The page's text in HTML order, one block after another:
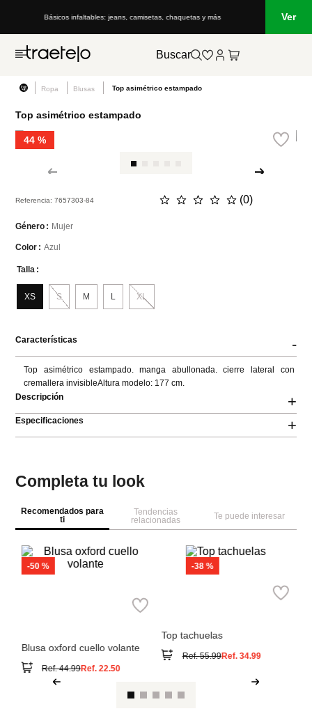
Básicos infaltables: jeans, camisetas, chaquetas y más Ver
Buscar
Ropa Blusas Top asimétrico estampado
Top asimétrico estampado
44 %
Referencia:7657303-84 ☆ ☆ ☆ ☆ ☆ (0)
Género Mujer
Color Azul
Talla
L
M
S XL
XS
Características -
Top asimétrico estampado. manga abullonada. cierre lateral con
cremallera invisibleAltura modelo: 177 cm.
Descripción
+
Especificaciones +
Completa tu look
Recomendados para
ti
Tendencias
relacionadas
Te puede interesar
-50 %
Blusa oxford cuello volante
-38 %